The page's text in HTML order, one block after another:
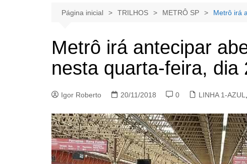
Página inicial TRILHOS METRÔ SP Metrô irá
Metrô irá antecipar
nesta quarta-feira, dia
Igor Roberto 20/11/2018 0 LINHA 1-AZUL